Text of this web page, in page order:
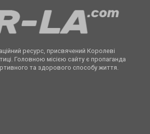
ресурс, присвячений Королеві
Головною місією сайту є пропаганда
та здорового способу життя.